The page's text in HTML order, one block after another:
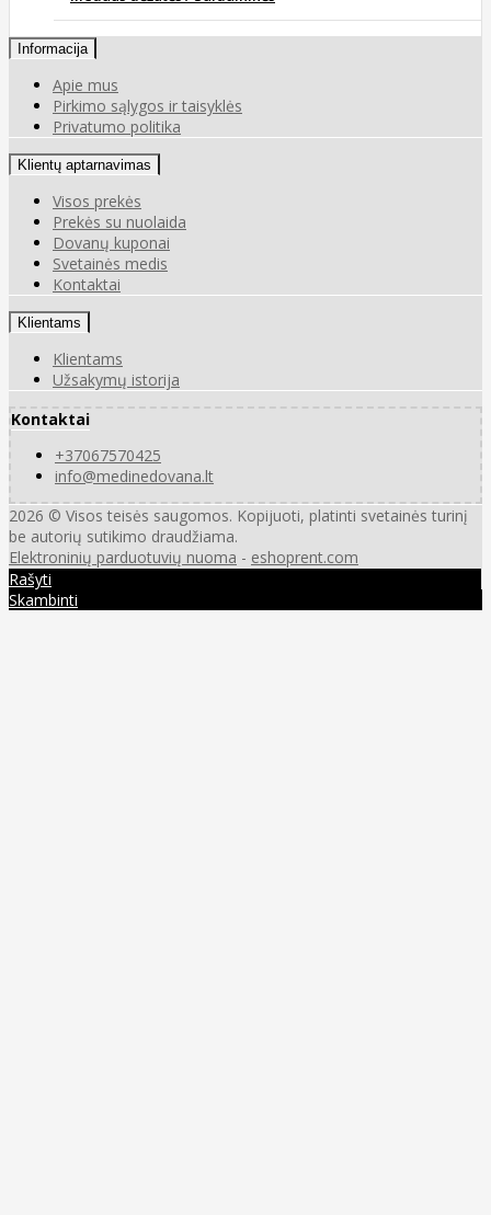
Informacija
Apie mus
Pirkimo sąlygos ir taisyklės
Privatumo politika
Klientų aptarnavimas
Visos prekės
Prekės su nuolaida
Dovanų kuponai
Svetainės medis
Kontaktai
Klientams
Klientams
Užsakymų istorija
Kontaktai
+37067570425
info@medinedovana.lt
2026 © Visos teisės saugomos. Kopijuoti, platinti svetainės turinį
be autorių sutikimo draudžiama.
Elektroninių parduotuvių nuoma - eshoprent.com
Rašyti
Skambinti